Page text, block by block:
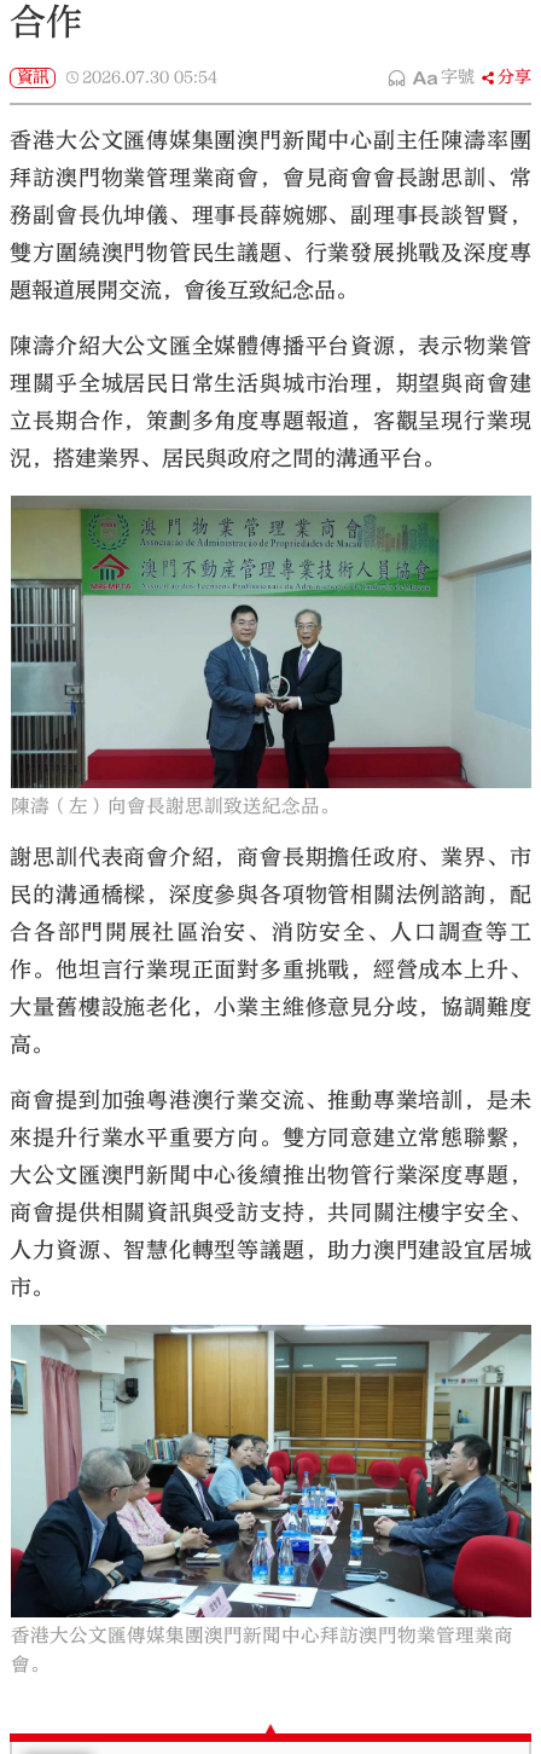
合作
資訊 2026.07.30 05:54 字號 分享
香港大公文匯傳媒集團澳門新聞中心副主任陳濤率團
拜訪澳門物業管理業商會，會見商會會長謝思訓、常
務副會長仇坤儀、理事長薛婉娜、副理事長談智賢，
雙方圍繞澳門物管民生議題、行業發展挑戰及深度專
題報道展開交流，會後互致紀念品。
陳濤介紹大公文匯全媒體傳播平台資源，表示物業管
理關乎全城居民日常生活與城市治理，期望與商會建
立長期合作，策劃多角度專題報道，客觀呈現行業現
況，搭建業界、居民與政府之間的溝通平台。
陳濤（左）向會長謝思訓致送紀念品。
謝思訓代表商會介紹，商會長期擔任政府、業界、市
民的溝通橋樑，深度參與各項物管相關法例諮詢，配
合各部門開展社區治安、消防安全、人口調查等工
作。他坦言行業現正面對多重挑戰，經營成本上升、
大量舊樓設施老化，小業主維修意見分歧，協調難度
高。
商會提到加強粵港澳行業交流、推動專業培訓，是未
來提升行業水平重要方向。雙方同意建立常態聯繫，
大公文匯澳門新聞中心後續推出物管行業深度專題，
商會提供相關資訊與受訪支持，共同關注樓宇安全、
人力資源、智慧化轉型等議題，助力澳門建設宜居城
市。
香港大公文匯傳媒集團澳門新聞中心拜訪澳門物業管理業商
會。